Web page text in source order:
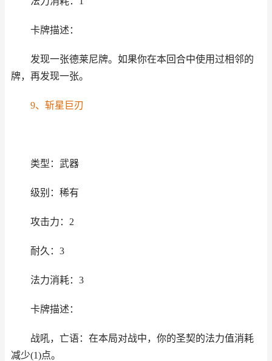
卡牌描述：
发现一张德莱尼牌。如果你在本回合中使用过相邻的
牌，再发现一张。
9、斩星巨刃
类型：武器
级别：稀有
攻击力：2
耐久：3
法力消耗：3
卡牌描述：
战吼，亡语：在本局对战中，你的圣契的法力值消耗
减少(1)点。